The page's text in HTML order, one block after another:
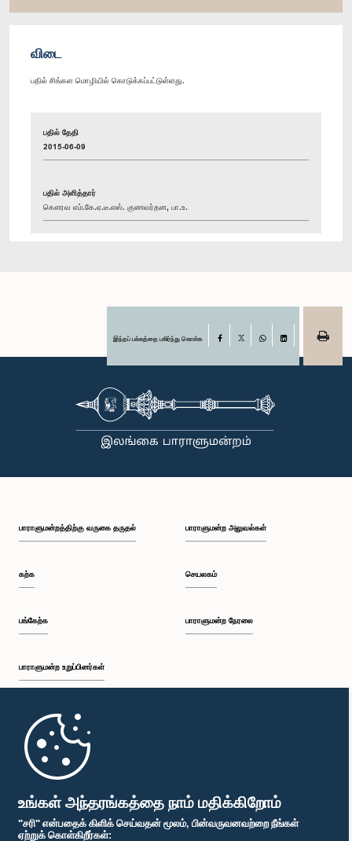
உங்கள் அந்தரங்கத்தை நாம் மதிக்கிறோம்
"சரி" என்பதைக் கிளிக் செய்வதன் மூலம், பின்வருவனவற்றை நீங்கள்
ஏற்றுக் கொள்கிறீர்கள்:
விடை
பதில் சிங்கள மொழியில் கொடுக்கப்பட்டுள்ளது.
பதில் தேதி
2015-06-09
பதில் அளித்தார்
கௌரவ எம்.கே.ஏ.டீ.எஸ். குணவர்தன, பா.உ.
இந்தப் பக்கத்தை பகிர்ந்து கொள்க Facebook
பாராளுமன்றத்திற்கு வருகை தருதல்
கற்க
பங்கேற்க
பாராளுமன்ற உறுப்பினர்கள்
முதற்பக்கம்
பாராளுமன்ற அலுவல்கள்
செயலகம்
பாராளுமன்ற நேரலை
பாராளுமன்ற கையடக்க செயலி